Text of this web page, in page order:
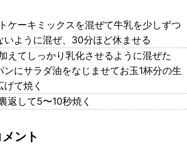
ーキミックスを混ぜて牛乳を少しずつ
いように混ぜ、30分ほど休ませる
てしっかり乳化させるように混ぜた
ンにサラダ油をなじませてお玉1杯分の生
て焼く
して5〜10秒焼く
ント